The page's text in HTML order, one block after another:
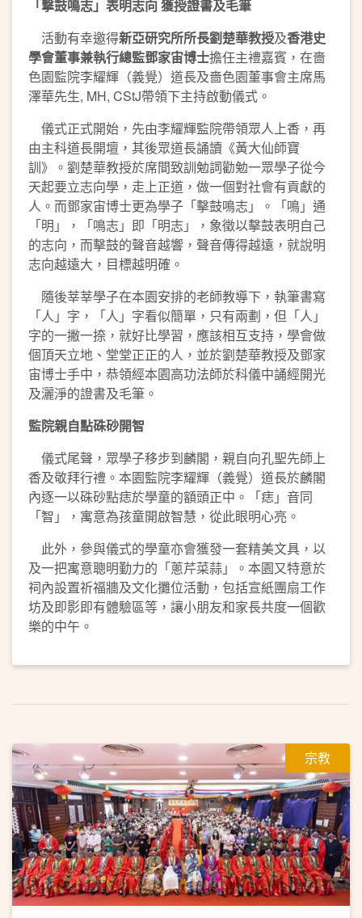
「撃鼓鳴志」表明志向 獲授證書及毛筆
活動有幸邀得新亞研究所所長劉楚華教授及香港史
學會董事兼執行總監鄧家宙博士擔任主禮嘉賓，在嗇
色園監院李耀輝（義覺）道長及嗇色園董事會主席馬
澤華先生, MH, CStJ帶領下主持啟動儀式。
儀式正式開始，先由李耀輝監院帶領眾人上香，再
由主科道長開壇，其後眾道長誦讀《黃大仙師寶
訓》。劉楚華教授於席間致訓勉詞勸勉一眾學子從今
天起要立志向學，走上正道，做一個對社會有貢獻的
人。而鄧家宙博士更為學子「擊鼓鳴志」。「鳴」通
「明」，「鳴志」即「明志」，象徵以擊鼓表明自己
的志向，而擊鼓的聲音越響，聲音傳得越遠，就說明
志向越遠大，目標越明確。
隨後莘莘學子在本園安排的老師教導下，執筆書寫
「人」字，「人」字看似簡單，只有兩劃，但「人」
字的一撇一捺，就好比學習，應該相互支持，學會做
個頂天立地、堂堂正正的人，並於劉楚華教授及鄧家
宙博士手中，恭領經本園高功法師於科儀中誦經開光
及灑淨的證書及毛筆。
監院親自點硃砂開智
儀式尾聲，眾學子移步到麟閣，親自向孔聖先師上
香及敬拜行禮。本園監院李耀輝（義覺）道長於麟閣
內逐一以硃砂點痣於學童的額頭正中。「痣」音同
「智」，寓意為孩童開啟智慧，從此眼明心亮。
此外，參與儀式的學童亦會獲發一套精美文具，以
及一把寓意聰明勤力的「蔥芹菜蒜」。本園又特意於
祠內設置祈福牆及文化攤位活動，包括宣紙團扇工作
坊及即影即有體驗區等，讓小朋友和家長共度一個歡
樂的中午。
宗教